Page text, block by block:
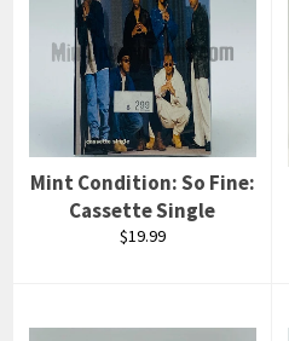
Mint Condition: So Fine:
Cassette Single
Prix
$19.99